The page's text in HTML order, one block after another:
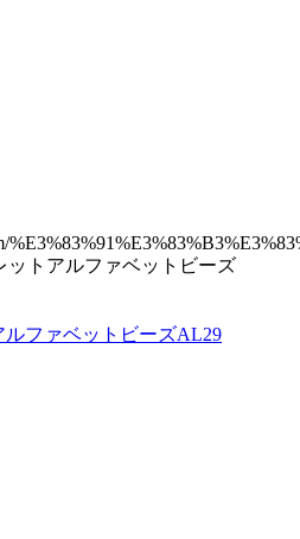
ットアルファベットビーズ